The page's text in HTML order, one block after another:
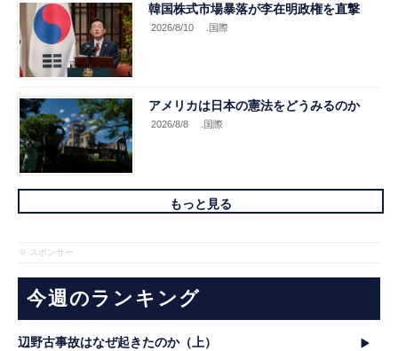
韓国株式市場暴落が李在明政権を直撃
2026/8/10 .国際
アメリカは日本の憲法をどうみるのか
2026/8/8 .国際
もっと見る
※ スポンサー
今週のランキング
辺野古事故はなぜ起きたのか（上）